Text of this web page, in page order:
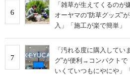
6
「雑草が生えてくるの
オーヤマの“防草グッズ”
入」「施工が楽で簡単」
7
「汚れる度に購入して
グ”が便利→コンパクトで
いくていつもにやにや」